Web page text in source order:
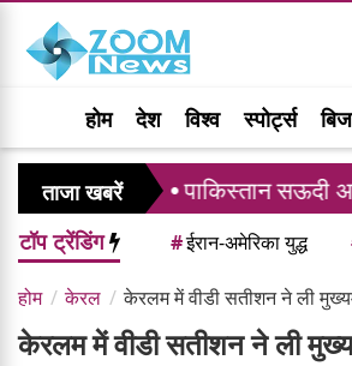
होम देश विश्व स्पोर्ट्स
ताजा खबरें
पाकिस्तान सऊदी अरब और
टॉप ट्रेंडिंग #ईरान-अमेरिका युद्ध
होम केरल केरलम में वीडी सतीशन ने ली
केरलम में वीडी सतीशन ने ली